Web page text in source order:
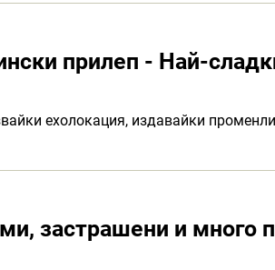
прилеп - Най-
ехолокация, издавайки
застрашени и много